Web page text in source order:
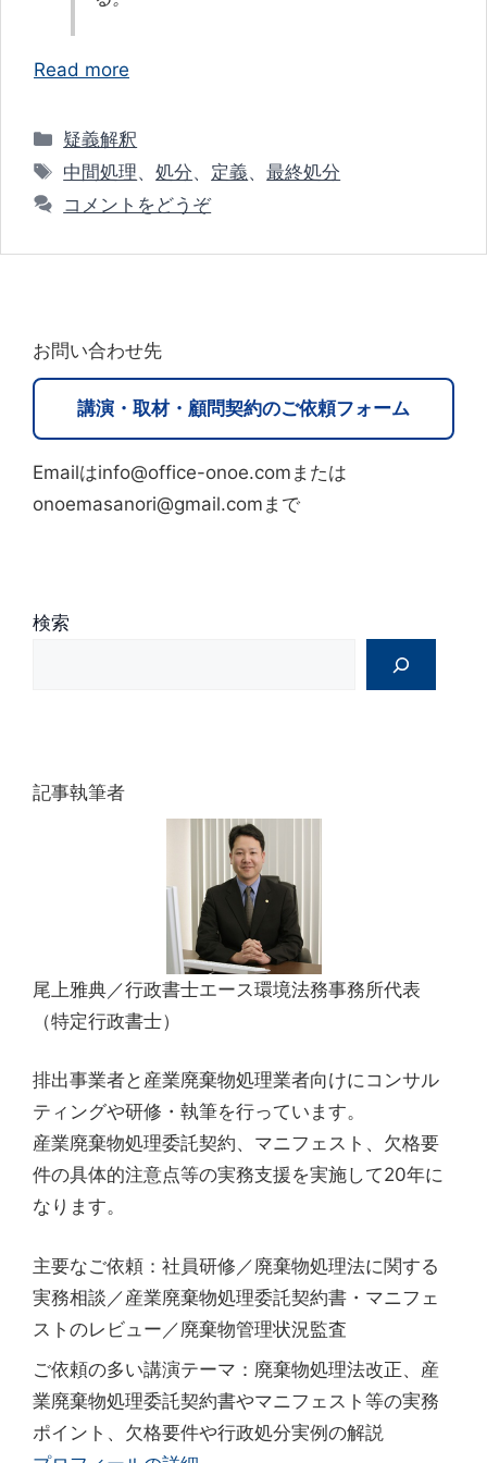
Read more
カ
テ
リ
疑義解釈
タ
グ
中間処理、処分、 定義、最終処分
コメントをどうぞ
お問い合わせ先
講演・取材・顧問契約のご依頼フォーム
Emailはinfo@office-onoe.comまたは
onoemasanori@gmail.comまで
検索
記事執筆者
尾上雅典／行政書士エース環境法務事務所代表
（特定行政書士）
排出事業者と産業廃棄物処理業者向けにコンサル
ティングや研修・執筆を行っています。
産業廃棄物処理委託契約、マニフェスト、欠格要
件の具体的注意点等の実務支援を実施して20年に
なります。
主要なご依頼：社員研修／廃棄物処理法に関する
実務相談／産業廃棄物処理委託契約書・マニフェ
ストのレビュー／廃棄物管理状況監査
ご依頼の多い講演テーマ：廃棄物処理法改正、産
業廃棄物処理委託契約書やマニフェスト等の実務
ポイント、欠格要件や行政処分実例の解説